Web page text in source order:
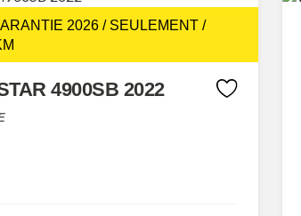
2026 / SEULEMENT /
4900SB 2022